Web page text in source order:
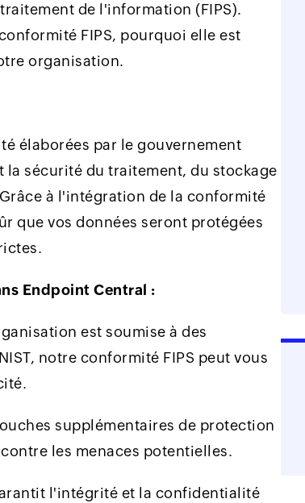
de l'information (FIPS).
FIPS, pourquoi elle est
organisation.
élaborées par le gouvernement
la sécurité du traitement, du stockage
à l'intégration de la conformité
que vos données seront protégées
Endpoint Central :
est soumise à des
notre conformité FIPS peut vous
supplémentaires de protection
les menaces potentielles.
l'intégrité et la confidentialité